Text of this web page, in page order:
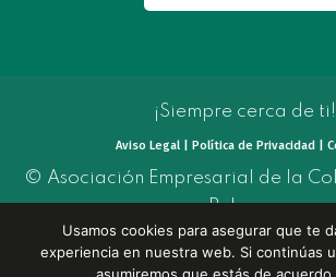
¡Siempre cerca de ti!
Aviso Legal | Política de Privacidad |
© Asociación Empresarial de la
Palmera
Usamos cookies para asegurar que te
experiencia en nuestra web. Si continúas